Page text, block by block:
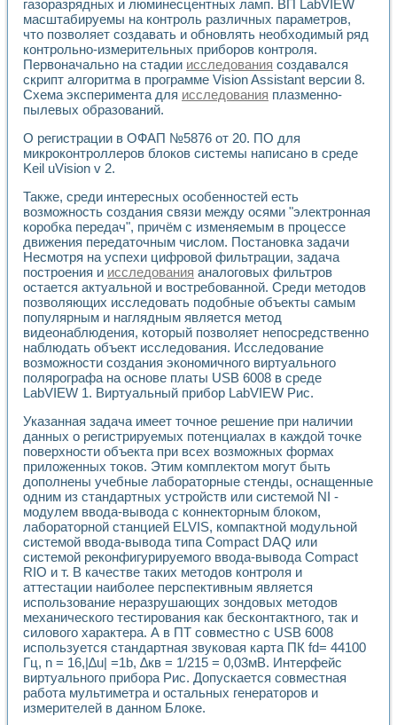
Применение LabVIEW для исследования течения в
Создание виртуальной работы «Изучение магнитных
Обратный маятник
Устройство для изучения основ интерфейсов обмена по
Лабораторный практикум: изучение адиабатического
Стенд для исследования электрических переходных
Система статистической обработки результатов
Модельно-измерительный комплекс. Назначение. Состав.
Использование технологий NATIONAL INSTRUMENTS
Учебный стенд для исследования принципа действия
Оборудование и программное обеспечение учебных
Виртуальный лабораторный практикум для изучения
Управление роботом ТУР-10 средствами LabVIEW
Аппаратно-программный комплекс для исследования
Автоматизированный дистанционный лабораторный
Исследование возможности реставрации одномерных
Использование технологий NATIONAL INSTRUMENTS в
Разработка модификаций алгоритма полигармонической
Учебный стенд для исследования принципа действия
Виртуальная система поддержки принимаемых решений в
Преемственность дисциплин «Моделирование систем» и
Универсальный стенд для исследования электрических
Виртуальный измеритель частотных характеристик на
Лабораторный практикум по основам теории Коммутации
Разработка виртуальной лабораторной работы
Виртуальные практикумы по электротехнике в среде
Из опыта внедрения в рамках национального проекта
Исследование эффективности решателей
Опыт разработки LabVIEW лабораторных практикумов
Проблемы повышения качества образования и
Развитие LabVIEW лабораторного практикума по
Разработка виртуальной лаборатории по электротехнике
Усовершенствованные алгоритмы частотного анализа
Об опыте работы учебного центра «Технологии
Технологии NI в магистерской программе «Прикладная
Система диагностики двигателей постоянного тока
Автоматизированный стенд формирования
Лабораторный практикум по курсу ИИС на базе
Партнеры
Академические и отраслевые институты
газоразрядных и люминесцентных ламп. ВП LabVIEW
масштабируемы на контроль различных параметров,
что позволяет создавать и обновлять необходимый ряд
контрольно-измерительных приборов контроля.
Первоначально на стадии исследования создавался
скрипт алгоритма в программе Vision Assistant версии 8.
Схема эксперимента для исследования плазменно-
пылевых образований.
О регистрации в ОФАП №5876 от 20. ПО для
микроконтроллеров блоков системы написано в среде
Keil uVision v 2.
Также, среди интересных особенностей есть
возможность создания связи между осями "электронная
коробка передач", причём с изменяемым в процессе
движения передаточным числом. Постановка задачи
Несмотря на успехи цифровой фильтрации, задача
построения и исследования аналоговых фильтров
остается актуальной и востребованной. Среди методов
позволяющих исследовать подобные объекты самым
популярным и наглядным является метод
видеонаблюдения, который позволяет непосредственно
наблюдать объект исследования. Исследование
возможности создания экономичного виртуального
полярографа на основе платы USB 6008 в среде
LabVIEW 1. Виртуальный прибор LabVIEW Рис.
Указанная задача имеет точное решение при наличии
данных о регистрируемых потенциалах в каждой точке
поверхности объекта при всех возможных формах
приложенных токов. Этим комплектом могут быть
дополнены учебные лабораторные стенды, оснащенные
одним из стандартных устройств или системой NI -
модулем ввода-вывода с коннекторным блоком,
лабораторной станцией ELVIS, компактной модульной
системой ввода-вывода типа Compact DAQ или
системой реконфигурируемого ввода-вывода Compact
RIO и т. В качестве таких методов контроля и
аттестации наиболее перспективным является
использование неразрушающих зондовых методов
механического тестирования как бесконтактного, так и
силового характера. А в ПТ совместно с USB 6008
используется стандартная звуковая карта ПК fd= 44100
Гц, n = 16,|∆u| =1b, ∆кв = 1/215 = 0,03мВ. Интерфейс
виртуального прибора Рис. Допускается совместная
работа мультиметра и остальных генераторов и
измерителей в данном Блоке.